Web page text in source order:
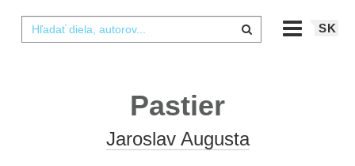
SK
Pastier
Jaroslav Augusta